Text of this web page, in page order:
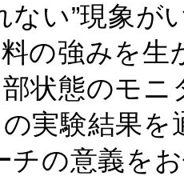
ない”現象
の強みを生
状態のモ
実験結果を
チの意義を